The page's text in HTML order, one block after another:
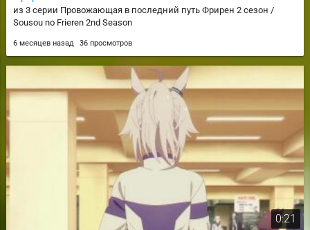
из 3 серии Провожающая в последний путь Фрирен 2 сезон /
Sousou no Frieren 2nd Season
6 месяцев назад 36 просмотров
0:21